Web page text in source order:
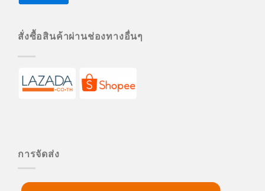
สั่งซื้อสินค้าผ่านช่องทางอื่นๆ
การจัดส่ง